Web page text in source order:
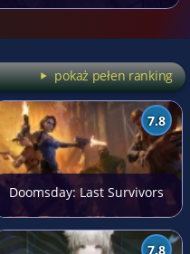
pokaż pełen ranking
7.8
Doomsday: Last Survivors
7.8